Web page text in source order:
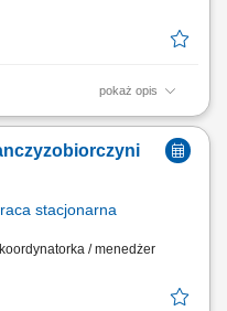
pokaż opis
gospodarczej w
i zamówień.
lokalnego rynku.
stacjonarna
/ menedżer